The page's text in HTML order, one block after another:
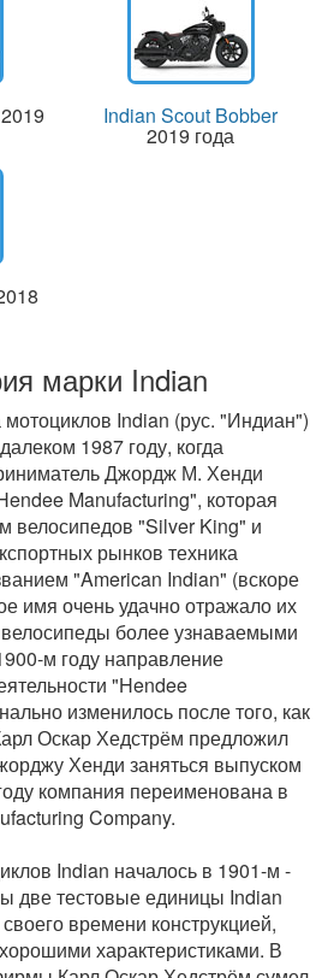
Indian Scout Bobber
2019 года
марки Indian
Indian (рус. "Индиан")
1987 году, когда
Джордж М. Хенди
Manufacturing", которая
велосипедов "Silver King" и
рынков техника
"American Indian" (вскоре
имя очень удачно отражало их
более узнаваемыми
м году направление
"Hendee
изменилось после того, как
Оскар Хедстрём предложил
Хенди заняться выпуском
компания переименована в
Company.
Indian началось в 1901-м -
две тестовые единицы Indian
времени конструкцией,
характеристиками. В